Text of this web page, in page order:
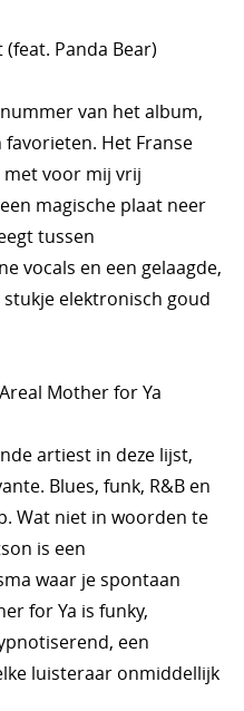
(feat. Panda Bear)
van het album,
Het Franse
met voor mij vrij
magische plaat neer
tussen
vocals en een gelaagde,
elektronisch goud
Mother for Ya
artiest in deze lijst,
Blues, funk, R&B en
Wat niet in woorden te
is een
waar je spontaan
for Ya is funky,
een
luisteraar onmiddellijk